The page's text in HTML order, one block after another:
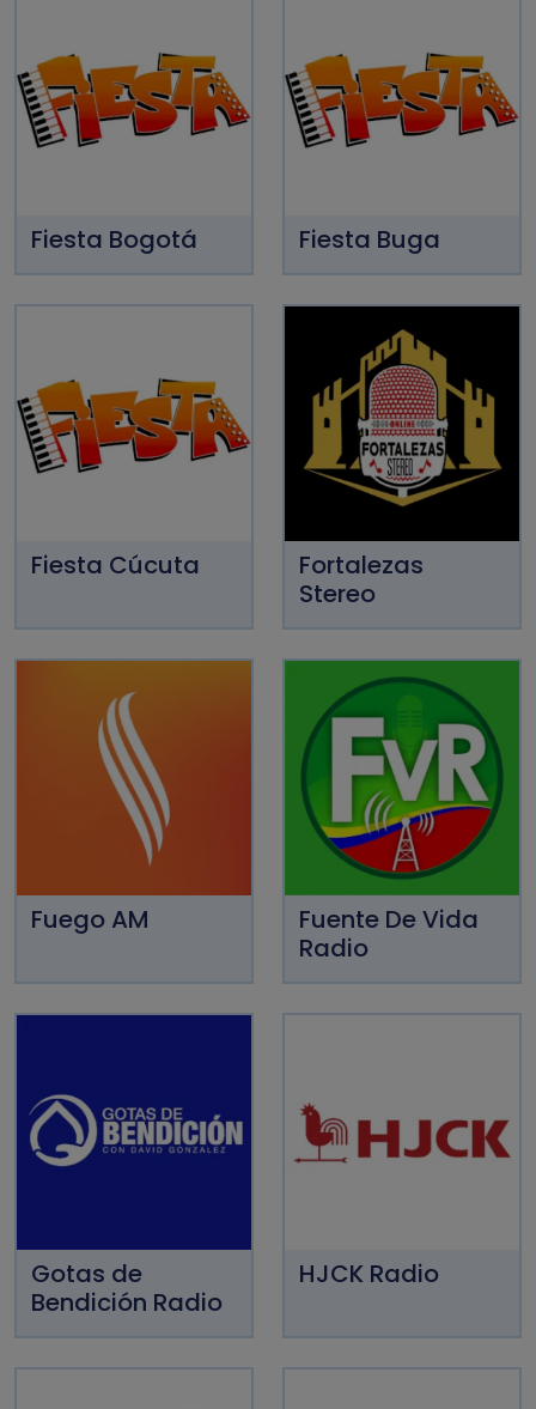
Fiesta Bogotá Fiesta Buga
Fiesta Cúcuta
Fortalezas
Stereo
Fuego AM
Fuente De Vida
Radio
Gotas de
Bendición Radio
HJCK Radio